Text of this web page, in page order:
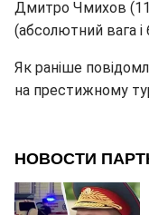
Дмитро Чмихов
(абсолютний вага і
Як раніше
на престижному